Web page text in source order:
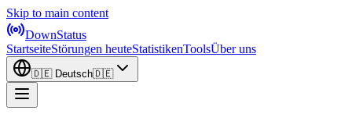
Skip to main content
DownStatus
StartseiteStörungen heuteStatistikenToolsÜber uns
🇩🇪 Deutsch🇩🇪